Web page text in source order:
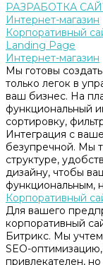
РАЗРАБОТКА
Интернет-магазин
Корпоративный
Landing Page
Интернет-магазин
Мы готовы
только легок в
ваш бизнес. На
функциональный
сортировку,
Интеграция с
безупречной. Мы
структуре,
дизайну, чтобы
функциональным,
Корпоративный
Для вашего
корпоративный
Битрикс. Мы
SEO-
привлекателен,